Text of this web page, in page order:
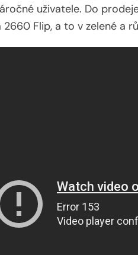
uživatele. Do
Flip, a to v zelené a